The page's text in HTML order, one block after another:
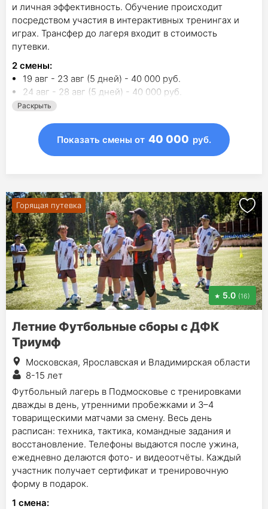
и личная эффективность. Обучение происходит
посредством участия в интерактивных тренингах и
играх. Трансфер до лагеря входит в стоимость
путевки.
2 смены:
19 авг - 23 авг (5 дней) - 40 000 руб.
24 авг - 28 авг (5 дней) - 40 000 руб.
Раскрыть
Показать смены от 40 000 руб.
Горящая путевка
5.0 (16)
Летние Футбольные сборы с ДФК
Триумф
Московская, Ярославская и Владимирская области
8-15 лет
Футбольный лагерь в Подмосковье с тренировками
дважды в день, утренними пробежками и 3–4
товарищескими матчами за смену. Весь день
расписан: техника, тактика, командные задания и
восстановление. Телефоны выдаются после ужина,
ежедневно делаются фото- и видеоотчёты. Каждый
участник получает сертификат и тренировочную
форму в подарок.
1 смена: